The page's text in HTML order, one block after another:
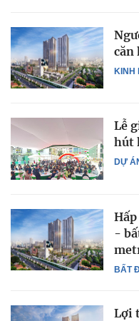
KINH
căn
DỰ
Lễ
hút
BẤT
-
Lợi